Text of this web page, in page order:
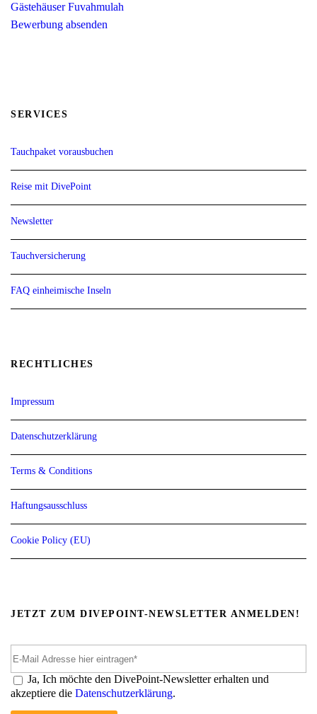
Gästehäuser Fuvahmulah
Bewerbung absenden
SERVICES
Tauchpaket vorausbuchen
Reise mit DivePoint
Newsletter
Tauchversicherung
FAQ einheimische Inseln
RECHTLICHES
Impressum
Datenschutzerklärung
Terms & Conditions
Haftungsausschluss
Cookie Policy (EU)
JETZT ZUM DIVEPOINT-NEWSLETTER ANMELDEN!
Ja, Ich möchte den DivePoint-Newsletter erhalten und
akzeptiere die Datenschutzerklärung.